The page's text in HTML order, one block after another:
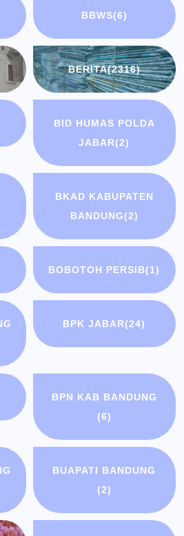
BBWS(6)
BERITA(2316)
BID HUMAS POLDA
JABAR(2)
BKAD KABUPATEN
BANDUNG(2)
BOBOTOH PERSIB(1)
BPK JABAR(24)
BPN KAB BANDUNG
(6)
BUAPATI BANDUNG
(2)